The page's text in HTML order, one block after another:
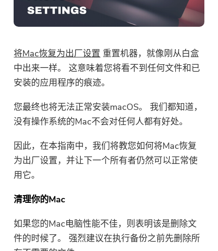
将Mac恢复为出厂设置 重置机器，就像刚从白盒
中出来一样。 这意味着您将看不到任何文件和已
安装的应用程序的痕迹。
您最终也将无法正常安装macOS。 我们都知道，
没有操作系统的Mac不会对任何人都有好处。
因此，在本指南中，我们将教您如何将Mac恢复
为出厂设置，并让下一个所有者仍然可以正常使
用它。
清理你的Mac
如果您的Mac电脑性能不佳，则表明该是删除文
件的时候了。 强烈建议在执行备份之前先删除所